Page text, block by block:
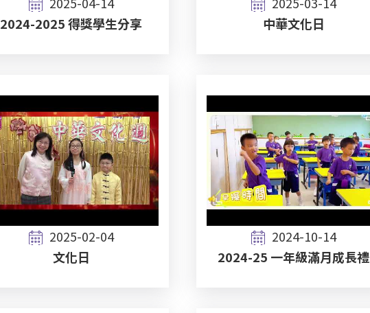
2024-2025 得獎學生分享
中華文化日
2025-02-04
文化日
2024-10-14
2024-25 一年級滿月成長禮